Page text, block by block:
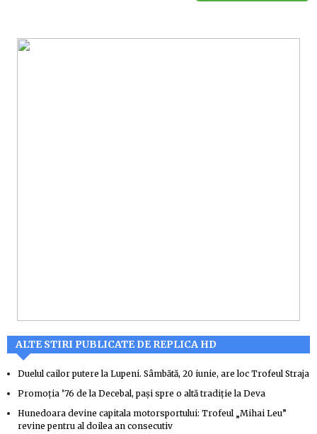
ALTE STIRI PUBLICATE DE REPLICA HD
Duelul cailor putere la Lupeni. Sâmbătă, 20 iunie, are loc Trofeul Straja
Promoția ’76 de la Decebal, pași spre o altă tradiție la Deva
Hunedoara devine capitala motorsportului: Trofeul „Mihai Leu”
revine pentru al doilea an consecutiv